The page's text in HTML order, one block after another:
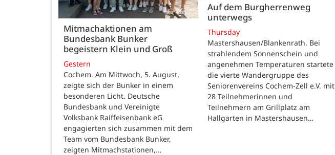
Mitmachaktionen am
Bundesbank Bunker
begeistern Klein und Groß
Gestern
Cochem. Am Mittwoch, 5. August,
zeigte sich der Bunker in einem
besonderen Licht. Deutsche
Bundesbank und Vereinigte
Volksbank Raiffeisenbank eG
engagierten sich zusammen mit dem
Team vom Bundesbank Bunker,
zeigten Mitmachstationen,…
Auf dem Burgherrenweg
unterwegs
Thursday
Mastershausen/Blankenrath. Bei
strahlendem Sonnenschein und
angenehmen Temperaturen startete
die vierte Wandergruppe des
Seniorenvereins Cochem-Zell e.V. mit
28 Teilnehmerinnen und
Teilnehmern am Grillplatz am
Hallgarten in Mastershausen…